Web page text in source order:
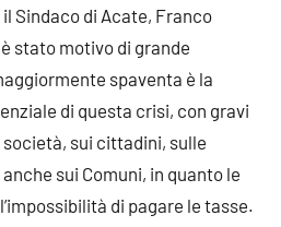
il Sindaco di Acate, Franco
stato motivo di grande
spaventa è la
di questa crisi, con gravi
sui cittadini, sulle
sui Comuni, in quanto le
di pagare le tasse.